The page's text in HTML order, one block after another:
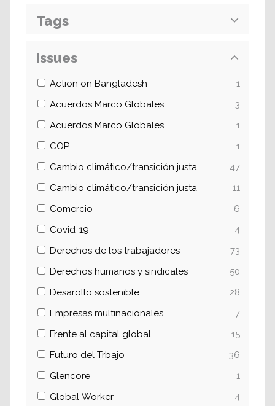
Tags
Issues
Action on Bangladesh
1
Acuerdos Marco Globales
3
Acuerdos Marco Globales
1
COP
1
Cambio climático/transición justa
47
Cambio climático/transición justa
11
Comercio
6
Covid-19
4
Derechos de los trabajadores
73
Derechos humanos y sindicales
50
Desarollo sostenible
28
Empresas multinacionales
7
Frente al capital global
15
Futuro del Trbajo
36
Glencore
1
Global Worker
4